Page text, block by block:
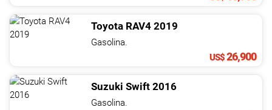
Toyota RAV4 2019
Gasolina.
US$26,900
Suzuki Swift 2016
Gasolina.